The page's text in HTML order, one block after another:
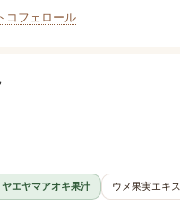
コフェロール
ヤエヤマアオキ果汁 ウメ果実エキス